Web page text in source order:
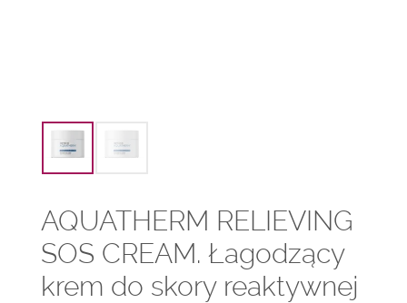
AQUATHERM RELIEVING
SOS CREAM. Łagodzący
krem do skory reaktywnej